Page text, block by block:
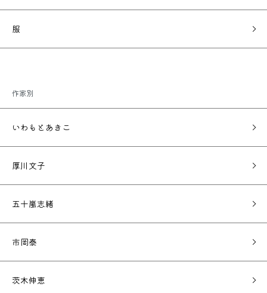
服
作家別
いわもとあきこ
厚川文子
五十嵐志緒
市岡泰
茨木伸恵